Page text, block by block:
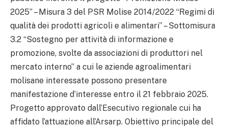
2025” – Misura 3 del PSR Molise 2014/2022 “Regimi di
qualità dei prodotti agricoli e alimentari” – Sottomisura
3.2 “Sostegno per attività di informazione e
promozione, svolte da associazioni di produttori nel
mercato interno” a cui le aziende agroalimentari
molisane interessate possono presentare
manifestazione d’interesse entro il 21 febbraio 2025.
Progetto approvato dall’Esecutivo regionale cui ha
affidato l’attuazione all’Arsarp. Obiettivo principale del